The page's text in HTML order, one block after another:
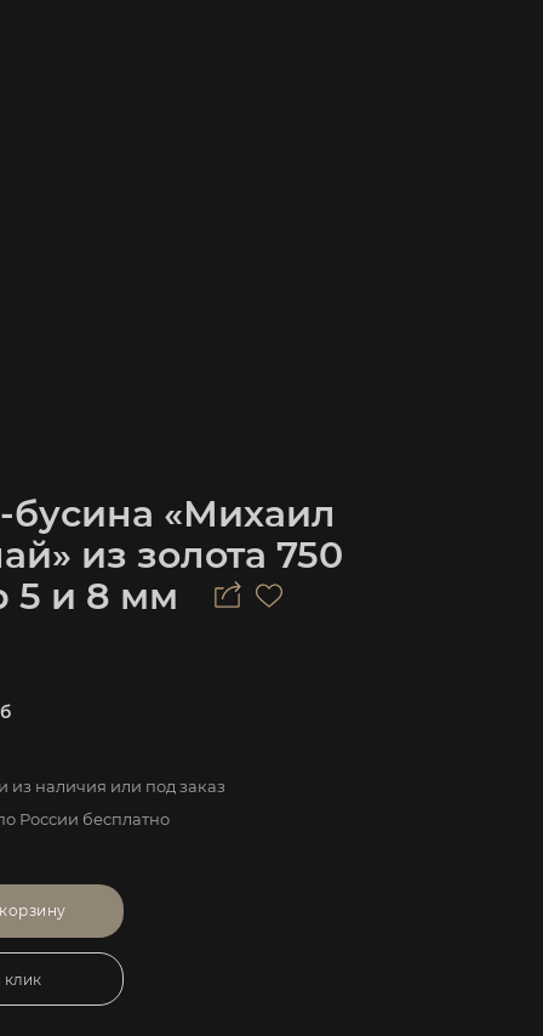
бусина «Михаил
из золота 750
5 и 8 мм
наличия или под заказ
России бесплатно
клик